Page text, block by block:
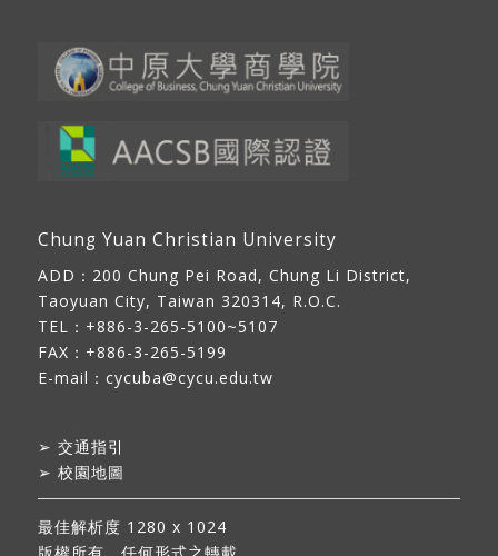
Chung Yuan Christian University
ADD： 200 Chung Pei Road, Chung Li District,
Taoyuan City, Taiwan 320314, R.O.C.
TEL：+886-3-265-5100~5107
FAX：+886-3-265-5199
E-mail： cycuba@cycu.edu.tw
➢ 交通指引
➢ 校園地圖
最佳解析度 1280 x 1024